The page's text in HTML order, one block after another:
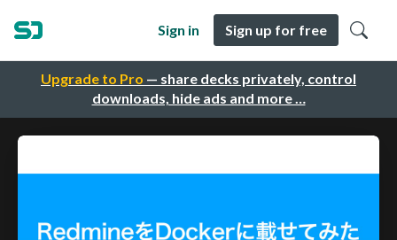
Upgrade to Pro — share decks privately, control
downloads, hide ads and more …
Sign in Sign up for free